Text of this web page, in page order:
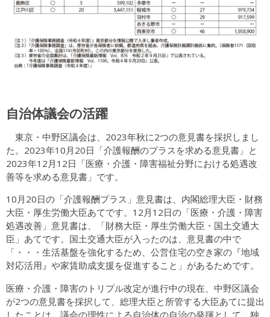
自治体議会の活躍
東京・中野区議会は、2023年秋に2つの意見書を採択しまし
た。2023年10月20日「介護報酬のプラスを求める意見書」と
2023年12月12日「医療・介護・障害福祉分野における処遇改
善等を求める意見書」です。
10月20日の「介護報酬プラス」意見書は、内閣総理大臣・財務
大臣・厚生労働大臣あてです。12月12日の「医療・介護・障害
処遇改善」意見書は、「財務大臣・厚生労働大臣・国土交通大
臣」あてです。国土交通大臣が入ったのは、意見書の中で
「・・・生活基盤を強化するため、公営住宅の空き家の『地域
対応活用』や家賃助成支援を促進すること」があるためです。
医療・介護・障害のトリプル改定が進行中の現在、中野区議会
が2つの意見書を採択して、総理大臣と所管する大臣あてに提出
したことは、議会の理性による自治体の自治の発揮として、独